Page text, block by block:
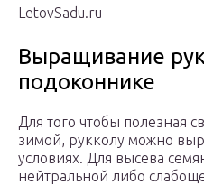
LetovSadu.ru
Выращивание
подоконнике
Для того чтобы полезная
зимой, рукколу можно
условиях. Для высева
нейтральной либо